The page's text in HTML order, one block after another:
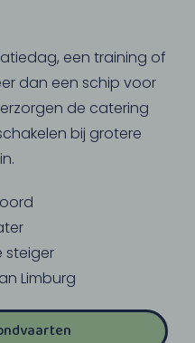
een training of
dan een schip voor
de catering
bij grotere
steiger
Limburg